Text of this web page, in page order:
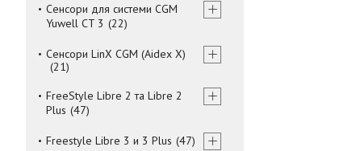
Сенсори для системи CGM
Yuwell CT 3
22
Сенсори LinX CGM (Aidex X)
21
FreeStyle Libre 2 та Libre 2
Plus 47
Freestyle Libre 3 и 3 Plus 47